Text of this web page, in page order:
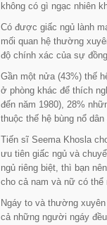
không có gì ngạc nhiên
Có được giấc ngủ lành
mối quan hệ thường
độ chính xác của sự
Gần một nửa (43%) thế
ở phòng khác để thích
đến năm 1980), 28%
thuộc thế hệ bùng nổ dân
Tiến sĩ Seema Khosla
ưu tiên giấc ngủ và
ngủ riêng biệt, thì bạn
cho cả nam và nữ có thể
Ngáy to và thường
cả những người ngáy